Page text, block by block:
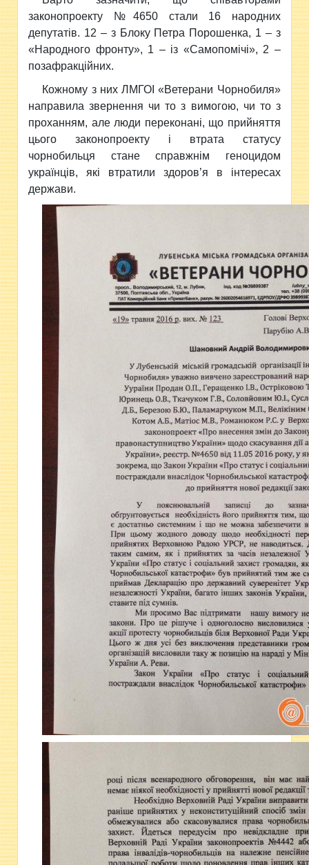
законопроекту №4650 стали 16 народних
депутатів. 12 – з Блоку Петра Порошенка, 1 – з
«Народного фронту», 1 – із «Самопомічі», 2 –
позафракційних.
Кожному з них ЛМГОІ «Ветерани Чорнобиля»
направила звернення чи то з вимогою, чи то з
проханням, але люди переконані, що прийняття
цього законопроекту і втрата статусу
чорнобильця стане справжнім геноцидом
українців, які втратили здоров’я в інтересах
держави.